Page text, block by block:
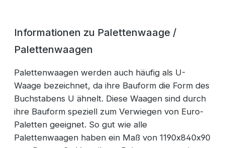
Informationen zu Palettenwaage /
Palettenwaagen
Palettenwaagen werden auch häufig als U-
Waage bezeichnet, da ihre Bauform die Form des
Buchstabens U ähnelt. Diese Waagen sind durch
ihre Bauform speziell zum Verwiegen von Euro-
Paletten geeignet. So gut wie alle
Palettenwaagen haben ein Maß von 1190x840x90